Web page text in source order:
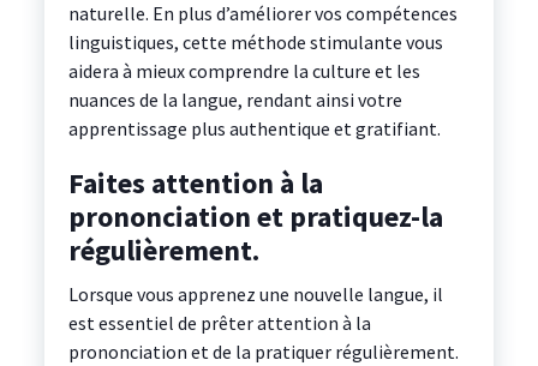
naturelle. En plus d’améliorer vos compétences
linguistiques, cette méthode stimulante vous
aidera à mieux comprendre la culture et les
nuances de la langue, rendant ainsi votre
apprentissage plus authentique et gratifiant.
Faites attention à la
prononciation et pratiquez-la
régulièrement.
Lorsque vous apprenez une nouvelle langue, il
est essentiel de prêter attention à la
prononciation et de la pratiquer régulièrement.